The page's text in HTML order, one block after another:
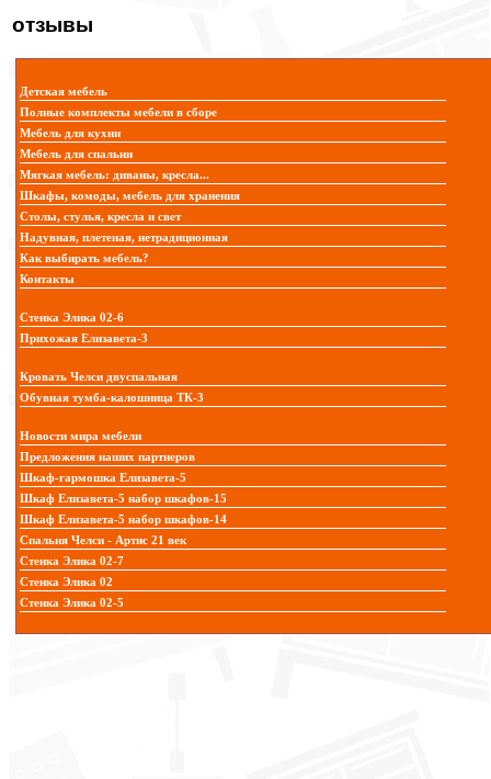
отзывы
Детская мебель
Полные комплекты мебели в сборе
Мебель для кухни
Мебель для спальни
Мягкая мебель: диваны, кресла...
Шкафы, комоды, мебель для хранения
Столы, стулья, кресла и свет
Надувная, плетеная, нетрадиционная
Как выбирать мебель?
Контакты
Стенка Элика 02-6
Прихожая Елизавета-3
Кровать Челси двуспальная
Обувная тумба-калошница ТК-3
Новости мира мебели
Предложения наших партнеров
Шкаф-гармошка Елизавета-5
Шкаф Елизавета-5 набор шкафов-15
Шкаф Елизавета-5 набор шкафов-14
Спальня Челси - Артис 21 век
Стенка Элика 02-7
Стенка Элика 02
Стенка Элика 02-5